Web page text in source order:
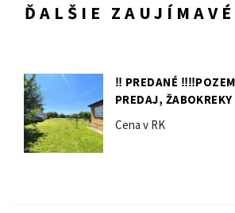
ĎALŠIE
‼️ PREDANÉ
PREDAJ,
Cena v RK